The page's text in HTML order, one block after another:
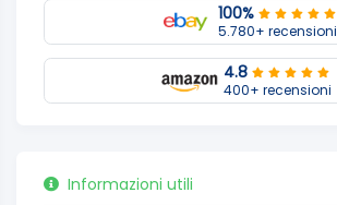
100%
5.780+ recensioni
4.8
400+ recensioni
Informazioni utili